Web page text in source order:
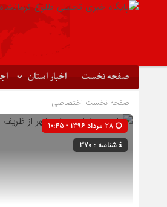
صفحه نخست اخبار استان
صفحه نخست اختصاصی
شناسه : 370